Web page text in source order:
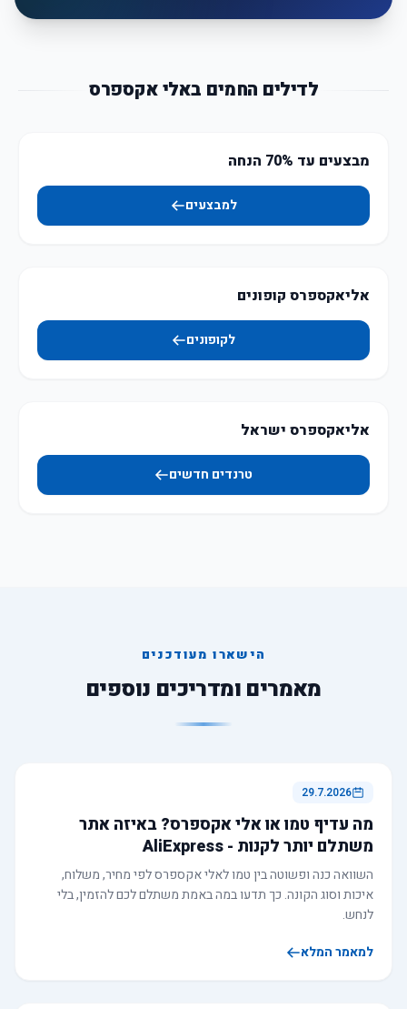
לדילים החמים באלי אקספרס
מבצעים עד 70% הנחה
למבצעים
אליאקספרס קופונים
לקופונים
אליאקספרס ישראל
טרנדים חדשים
הישארו מעודכנים
מאמרים ומדריכים נוספים
29.7.2026
מה עדיף טמו או אלי אקספרס? באיזה אתר
משתלם יותר לקנות - AliExpress
השוואה כנה ופשוטה בין טמו לאלי אקספרס לפי מחיר, משלוח,
איכות וסוג הקונה. כך תדעו במה באמת משתלם לכם להזמין, בלי
לנחש.
למאמר המלא